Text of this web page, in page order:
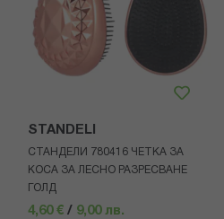
STANDELI
СТАНДЕЛИ 780416 ЧЕТКА ЗА
КОСА ЗА ЛЕСНО РАЗРЕСВАНЕ
ГОЛД
4,60 € / 9,00 лв.